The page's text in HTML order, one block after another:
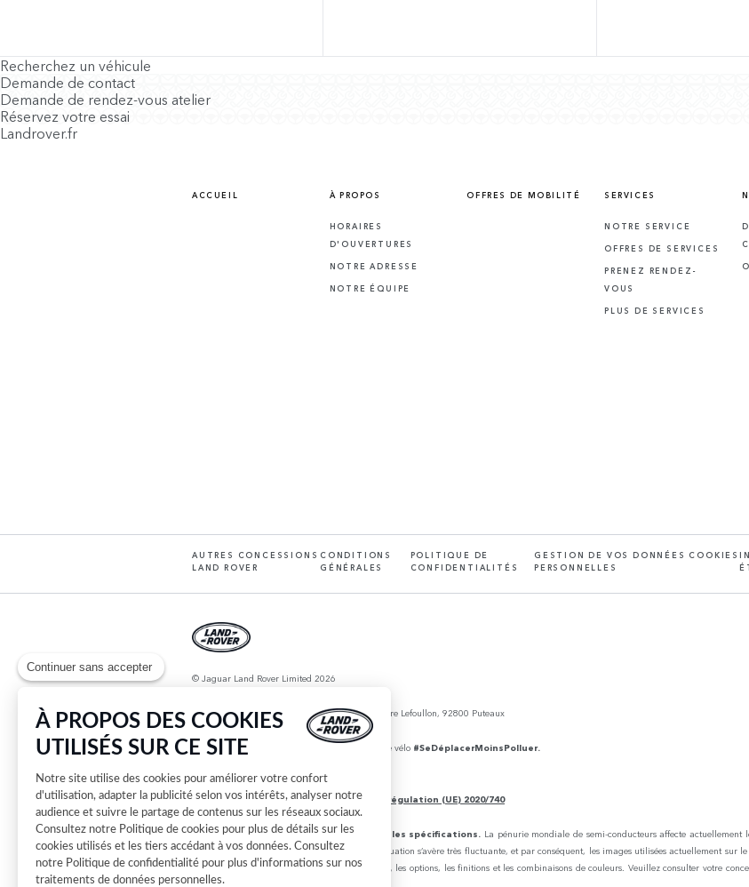
Continuer sans accepter
À PROPOS DES COOKIES
UTILISÉS SUR CE SITE
Notre site utilise des cookies pour améliorer votre confort
d'utilisation, adapter la publicité selon vos intérêts, analyser notre
audience et suivre le partage de contenus sur les réseaux sociaux.
Consultez notre Politique de cookies pour plus de détails sur les
cookies utilisés et les tiers accédant à vos données. Consultez
notre Politique de confidentialité pour plus d'informations sur nos
traitements de données personnelles.
Recherchez un véhicule
Demande de contact
Demande de rendez-vous atelier
Réservez votre essai
Landrover.fr
ACCUEIL À PROPOS
HORAIRES
D'OUVERTURES
NOTRE ADRESSE
NOTRE ÉQUIPE
OFFRES DE MOBILITÉ SERVICES
NOTRE SERVICE
OFFRES DE SERVICES
PRENEZ RENDEZ-
VOUS
PLUS DE SERVICES
AUTRES CONCESSIONS
LAND ROVER
CONDITIONS
GÉNÉRALES
POLITIQUE DE
CONFIDENTIALITÉS
GESTION DE VOS DONNÉES
PERSONNELLES
COOKIES
© Jaguar Land Rover Limited 2026
JLR France, Tour Défense Plaza, 23 rue Delarivière Lefoullon, 92800 Puteaux
Pour les trajets courts, privilégiez la marche ou le vélo #SeDéplacerMoinsPolluer.
Information sur les étiquettes énergie
Information sur les pneumatiques - Voir régulation (UE) 2020/740
Remarque importante sur les images et les spécifications. La pénurie mondiale de semi-conducteurs affecte
des options et les délais de construction. Cette situation s’avère très fluctuante, et par conséquent, les images utilisées actuellement sur
actuelles en ce qui concerne les caractéristiques, les options, les finitions et les combinaisons de couleurs. Veuillez consulter votre